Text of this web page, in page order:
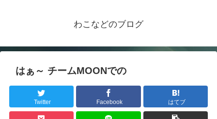
わこなどのブログ
はぁ～ チームMOONでの
Twitter Facebook はてブ